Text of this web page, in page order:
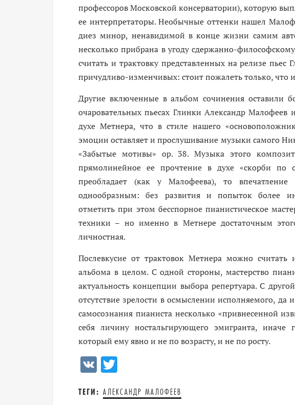
профессоров Московской консерватории), которую
ее интерпретаторы. Необычные оттенки нашел
диез минор, ненавидимой в конце жизни самим
несколько прибрана в угоду сдержанно-
считать и трактовку представленных на релизе
причудливо-изменчивых: стоит пожалеть только, что
Другие включенные в альбом сочинения оставили
очаровательных пьесах Глинки Александр
духе Метнера, что в стиле нашего
эмоции оставляет и прослушивание музыки самого
«Забытые мотивы» ор. 38. Музыка этого
прямолинейное ее прочтение в духе «скорби по
преобладает (как у Малофеева), то
однообразным: без развития и попыток более
отметить при этом бесспорное пианистическое
техники – но именно в Метнере достаточным
личностная.
Послевкусие от трактовок Метнера можно считать
альбома в целом. С одной стороны, мастерство
актуальность концепции выбора репертуара. С
отсутствие зрелости в осмыслении исполняемого, да
самосознания пианиста несколько «привнесенной
себя личину ностальгирующего эмигранта,
который ему явно и не по возрасту, и не по росту.
VK
ТЕГИ: АЛЕКСАНДР МАЛОФЕЕВ